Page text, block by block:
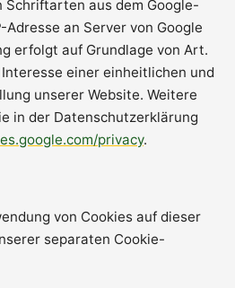
Schriftarten aus dem Google-
Adresse an Server von Google
erfolgt auf Grundlage von Art.
Interesse einer einheitlichen und
unserer Website. Weitere
in der Datenschutzerklärung
privacy.
von Cookies auf dieser
separaten Cookie-